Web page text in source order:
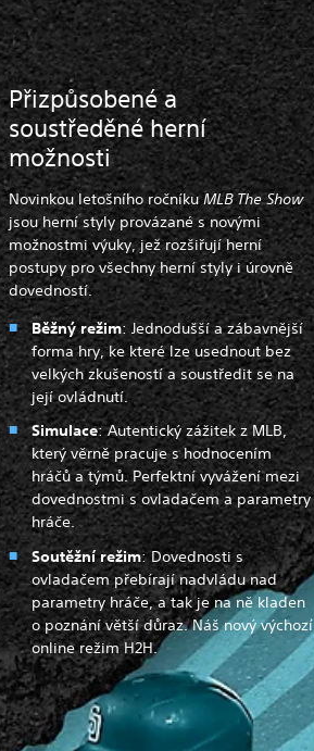
Přizpůsobené a
soustředěné herní
možnosti
Novinkou letošního ročníkuMLB The Show
jsou herní styly provázané s novými
možnostmi výuky, jež rozšiřují herní
postupy pro všechny herní styly i úrovně
dovedností.
Běžný režim: Jednodušší a zábavnější
forma hry, ke které lze usednout bez
velkých zkušeností a soustředit se na
její ovládnutí.
Simulace: Autentický zážitek z MLB,
který věrně pracuje s hodnocením
hráčů a týmů. Perfektní vyvážení mezi
dovednostmi s ovladačem a parametry
hráče.
Soutěžní režim: Dovednosti s
ovladačem přebírají nadvládu nad
parametry hráče, a tak je na ně kladen
o poznání větší důraz. Náš nový výchozí
online režim H2H.